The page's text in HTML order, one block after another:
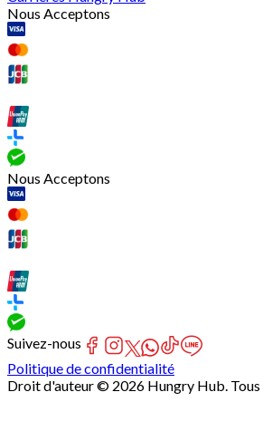
Nous Acceptons
Nous Acceptons
Suivez-nous
Politique de confidentialité
Droit d'auteur © 2026 Hungry Hub. Tous